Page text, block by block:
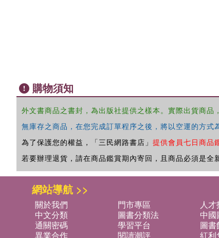
購物須知
外文書商品之書封，為出版社提供之樣本。實際出貨商品
無庫存之商品，在您完成訂單程序之後，將以空運的方
為了保護您的權益，「三民網路書店」 提供會員七日商品
若要辦理退貨，請在商品鑑賞期內寄回，且商品必須是全
網站導航 >>
關於我們 門市專區 人
中文分類
圖書分類法 中
通關密碼
學習平台 圖書
異業合作
閱讀潮評 紅利